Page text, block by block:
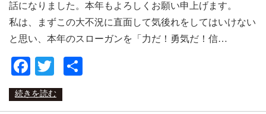
話になりました。本年もよろしくお願い申上げます。
私は、まずこの大不況に直面して気後れをしてはいけない
と思い、本年のスローガンを「力だ！勇気だ！信…
Facebook
Twitter
続きを読む